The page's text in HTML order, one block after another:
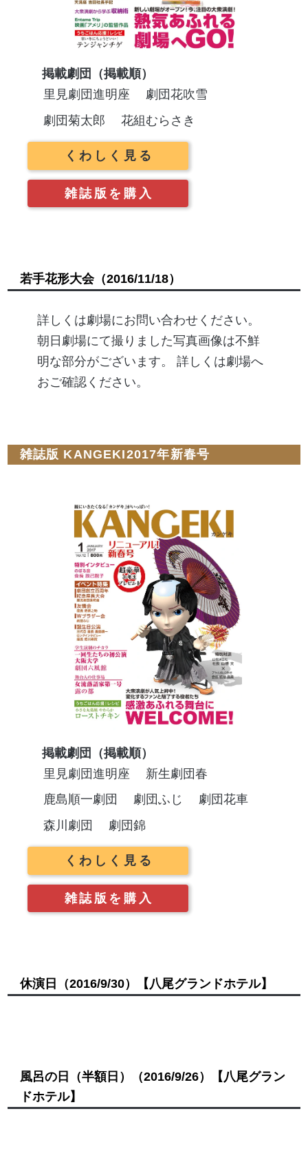
掲載劇団（掲載順）
里見劇団進明座
劇団花吹雪
劇団菊太郎
花組むらさき
くわしく見る
雑誌版を購入
若手花形大会（2016/11/18）
詳しくは劇場にお問い合わせください。
朝日劇場にて撮りました写真画像は不鮮
明な部分がございます。 詳しくは劇場へ
おご確認ください。
雑誌版 KANGEKI2017年新春号
掲載劇団（掲載順）
里見劇団進明座
新生劇団春
鹿島順一劇団
劇団ふじ
劇団花車
森川劇団
劇団錦
くわしく見る
雑誌版を購入
休演日 （2016/9/30） 【八尾グランドホテル】
風呂の日（半額日） （2016/9/26）
【八尾グラン
ドホテル】